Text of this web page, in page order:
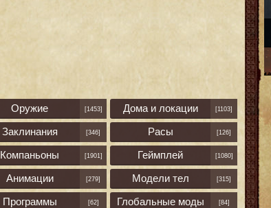
Оружие [1453] Дома и локации [1103]
Заклинания [346] Расы [126]
Компаньоны [1901] Геймплей [1080]
Анимации [279] Модели тел [315]
Программы [62] Глобальные моды [84]